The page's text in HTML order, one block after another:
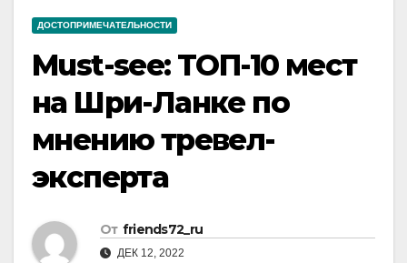
ДОСТОПРИМЕЧАТЕЛЬНОСТИ
Must-see: ТОП-10 мест
на Шри-Ланке по
мнению тревел-
эксперта
От friends72_ru
ДЕК 12, 2022